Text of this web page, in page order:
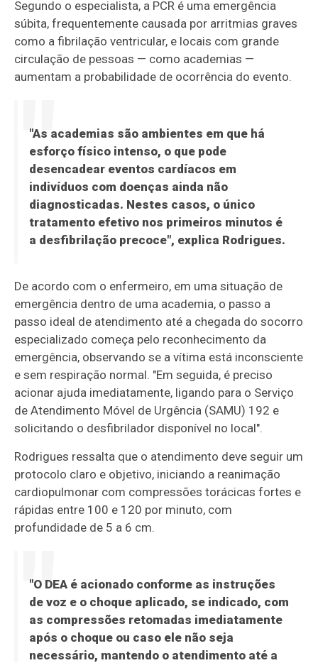
Segundo o especialista, a PCR é uma emergência
súbita, frequentemente causada por arritmias graves
como a fibrilação ventricular, e locais com grande
circulação de pessoas — como academias —
aumentam a probabilidade de ocorrência do evento.
"As academias são ambientes em que há
esforço físico intenso, o que pode
desencadear eventos cardíacos em
indivíduos com doenças ainda não
diagnosticadas. Nestes casos, o único
tratamento efetivo nos primeiros minutos é
a desfibrilação precoce", explica Rodrigues.
De acordo com o enfermeiro, em uma situação de
emergência dentro de uma academia, o passo a
passo ideal de atendimento até a chegada do socorro
especializado começa pelo reconhecimento da
emergência, observando se a vítima está inconsciente
e sem respiração normal. "Em seguida, é preciso
acionar ajuda imediatamente, ligando para o Serviço
de Atendimento Móvel de Urgência (SAMU) 192 e
solicitando o desfibrilador disponível no local".
Rodrigues ressalta que o atendimento deve seguir um
protocolo claro e objetivo, iniciando a reanimação
cardiopulmonar com compressões torácicas fortes e
rápidas entre 100 e 120 por minuto, com
profundidade de 5 a 6 cm.
"O DEA é acionado conforme as instruções
de voz e o choque aplicado, se indicado, com
as compressões retomadas imediatamente
após o choque ou caso ele não seja
necessário, mantendo o atendimento até a